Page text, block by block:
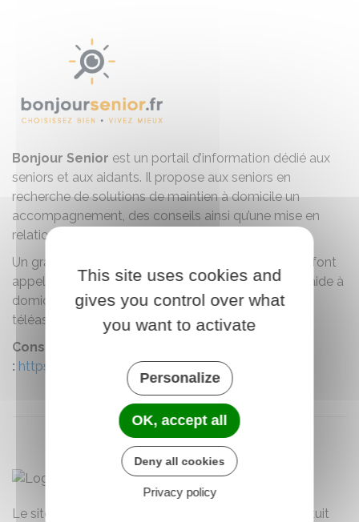
Bonjour Senior est un portail d’information dédié aux
seniors et aux aidants. Il propose aux seniors en
recherche de solutions de maintien à domicile un
accompagnement, des conseils ainsi qu’une mise en
relation avec des artisans et professionnels locaux.
Un grand nombre de personnes âgées et d’aidants font
appel à des solutions d’adaptation du logement, d’aide à
domicile, de portage de repas ou encore de
téléassistance.
Consulter le site internet
: https://www.bonjoursenior.fr/
Le site Logement-seniors.com est le 1
portail gratuit
This site uses cookies and
gives you control over what
you want to activate
Personalize
OK, accept all
Deny all cookies
Privacy policy